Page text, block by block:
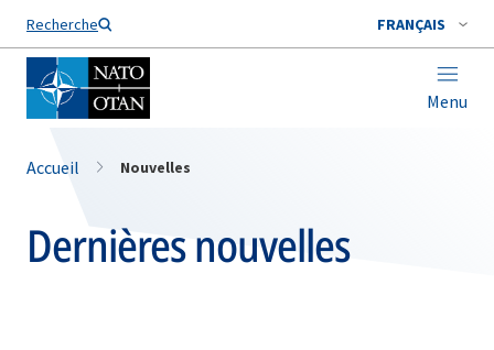
Recherche FRANÇAIS
Menu
Nom de famille*
Accueil Nouvelles
Dernières nouvelles